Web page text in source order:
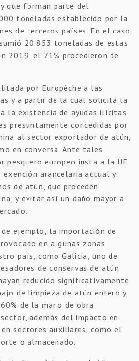
que forman parte del
toneladas establecido por la
de terceros países. En el caso
20.853 toneladas de estas
2019, el 71% procedieron de
por Europêche a las
y a partir de la cual solicita la
la existencia de ayudas ilícitas
presuntamente concedidas por
al sector exportador de atún,
en conversa. Ante tales
pesquero europeo insta a la UE
exención arancelaria actual y
de atún, que proceden
y evitar así un daño mayor a
de ejemplo, la importación de
en algunas zonas
país, como Galicia, uno de
de conservas de atún
reducido significativamente
de limpieza de atún entero y
de la mano de obra
además del impacto en
sectores auxiliares, como el
o almacenado.